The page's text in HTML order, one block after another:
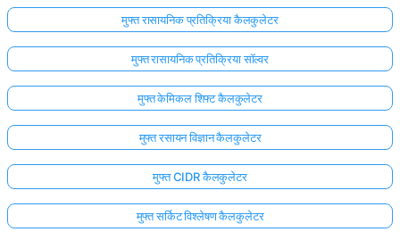
मुफ्त रासायनिक प्रतिक्रिया कैलकुलेटर
मुफ्त रासायनिक प्रतिक्रिया सॉल्वर
मुफ्त केमिकल शिफ्ट कैलकुलेटर
मुफ्त रसायन विज्ञान कैलकुलेटर
मुफ्त CIDR कैलकुलेटर
मुफ्त सर्किट विश्लेषण कैलकुलेटर